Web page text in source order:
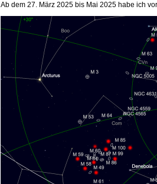
Ab dem 27. März 2025 bis Mai 2025 habe ich